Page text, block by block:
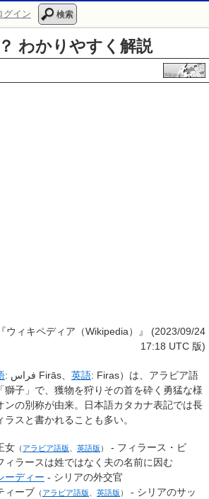
グイン 検索
わかりやすく解説
ウィキペディア（Wikipedia）』 (2023/09/24
17:18 UTC 版)
: فراس Firās 英語: Firas）は、アラビア語
獅子」で、獲物を狩りその首を砕く勇猛な様
ンの別称が由来。日本語カタカナ表記では長
ラス と書かれることも多い。
女 （ アラビア語版 英語版 ）
- フィラース・ビ
ィラースは姓ではなく夫の名前に因む
ーディー - シリアの外交官
ィーブ （ アラビア語版 英語版 ）
- シリアのサッ